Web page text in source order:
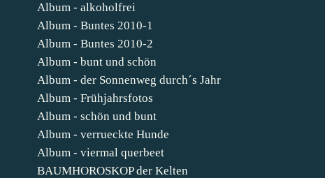
Album - alkoholfrei
Album - Buntes 2010-1
Album - Buntes 2010-2
Album - bunt und schön
Album - der Sonnenweg durch´s Jahr
Album - Frühjahrsfotos
Album - schön und bunt
Album - verrueckte Hunde
Album - viermal querbeet
BAUMHOROSKOP der Kelten